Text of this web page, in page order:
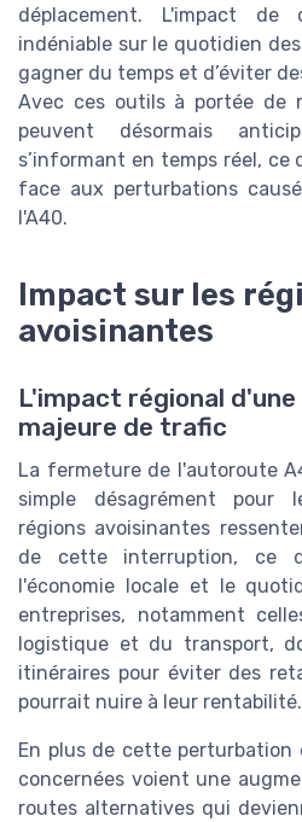
déplacement. L'impact
indéniable sur le quotidien
gagner du temps et d’éviter
Avec ces outils à portée de
peuvent désormais
s’informant en temps réel,
face aux perturbations
l'A40.
Impact sur les
avoisinantes
L'impact régional
majeure de trafic
La fermeture de l'autoroute
simple désagrément pour
régions avoisinantes
de cette interruption, ce
l'économie locale et le
entreprises, notamment
logistique et du transport,
itinéraires pour éviter des
pourrait nuire à leur rentabilité.
En plus de cette perturbation
concernées voient une
routes alternatives qui